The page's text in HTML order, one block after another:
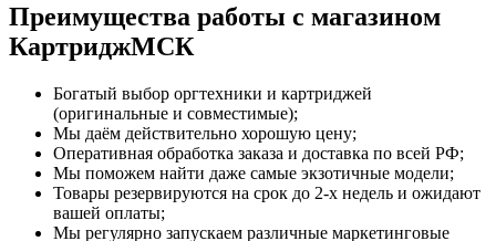
Преимущества работы с магазином
КартриджМСК
Богатый выбор оргтехники и картриджей
(оригинальные и совместимые);
Мы даём действительно хорошую цену;
Оперативная обработка заказа и доставка по всей РФ;
Мы поможем найти даже самые экзотичные модели;
Товары резервируются на срок до 2‑х недель и ожидают
вашей оплаты;
Мы регулярно запускаем различные маркетинговые